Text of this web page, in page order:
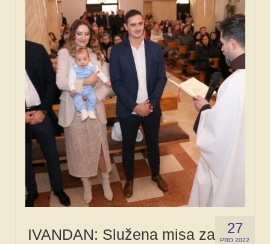
27
PRO 2022
IVANDAN: Služena misa za